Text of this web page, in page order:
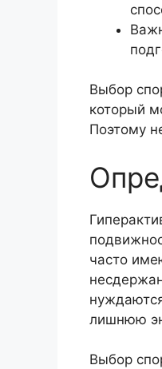
Выбор
который
Поэтому
часто
лишнюю
Выбор